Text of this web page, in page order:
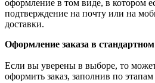
оформление в том виде, в котором
подтверждение на почту или на
доставки.
Оформление заказа в
Если вы уверены в выборе, то
оформить заказ, заполнив по